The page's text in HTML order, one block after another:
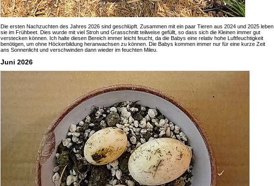
Die ersten Nachzuchten des Jahres 2026 sind geschlüpft. Zusammen mit ein paar Tieren aus 2024 und 2025 leben
sie im Frühbeet. Dies wurde mit viel Stroh und Grasschnitt teilweise gefüllt, so dass sich die Kleinen immer gut
verstecken können. Ich halte diesen Bereich immer leicht feucht, da die Babys eine relativ hohe Luftfeuchtigkeit
benötigen, um ohne Höckerbildung heranwachsen zu können. Die Babys kommen immer nur für eine kurze Zeit
ans Sonnenlicht und verschwinden dann wieder im feuchten Mileu.
Juni 2026